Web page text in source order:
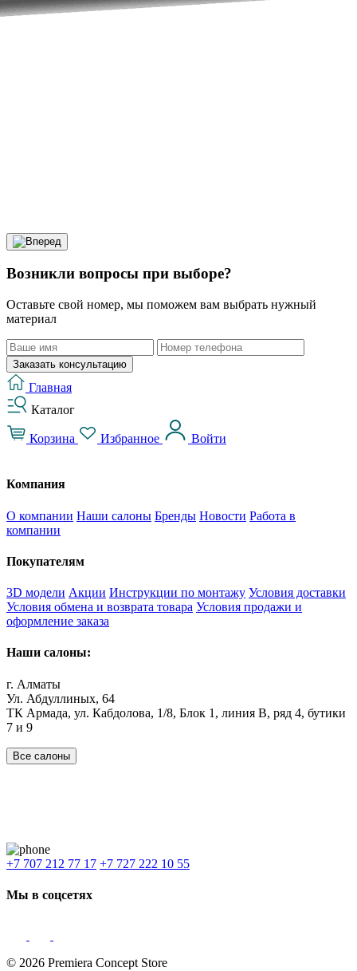
Возникли вопросы при выборе?
Оставьте свой номер, мы поможем вам выбрать нужный
материал
Заказать консультацию
Главная
Каталог
Корзина Избранное Войти
Компания
О компании Наши салоны Бренды Новости Работа в
компании
Покупателям
3D модели Акции Инструкции по монтажу Условия доставки
Условия обмена и возврата товара Условия продажи и
оформление заказа
Наши салоны:
г. Алматы
Ул. Абдуллиных, 64
ТК Армада, ул. Кабдолова, 1/8, Блок 1, линия В, ряд 4, бутики
7 и 9
Все салоны
+7 707 212 77 17 +7 727 222 10 55
Мы в соцсетях
© 2026 Premiera Concept Store